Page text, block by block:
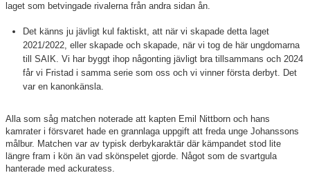
laget som betvingade rivalerna från andra sidan ån.
Det känns ju jävligt kul faktiskt, att när vi skapade detta laget
2021/2022, eller skapade och skapade, när vi tog de här ungdomarna
till SAIK. Vi har byggt ihop någonting jävligt bra tillsammans och 2024
får vi Fristad i samma serie som oss och vi vinner första derbyt. Det
var en kanonkänsla.
Alla som såg matchen noterade att kapten Emil Nittborn och hans
kamrater i försvaret hade en grannlaga uppgift att freda unge Johanssons
målbur. Matchen var av typisk derbykaraktär där kämpandet stod lite
längre fram i kön än vad skönspelet gjorde. Något som de svartgula
hanterade med ackuratess.